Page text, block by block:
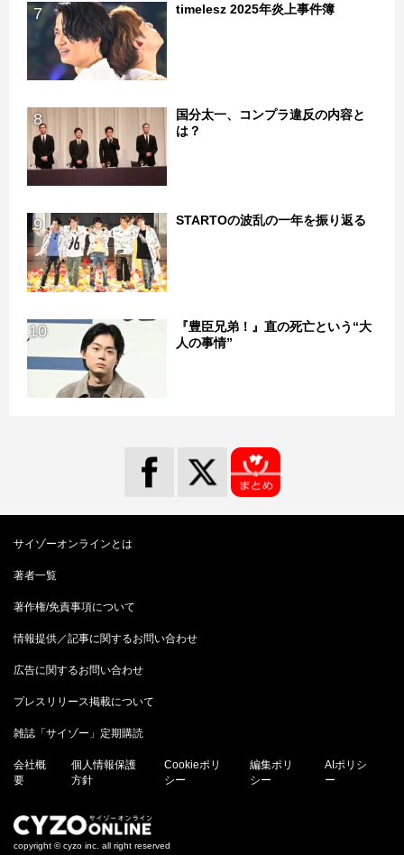
7 timelesz 2025年炎上事件簿
8
国分太一、コンプラ違反の内容と
は？
9 STARTOの波乱の一年を振り返る
10
『豊臣兄弟！』直の死亡という“大
人の事情”
サイゾーオンラインとは
著者一覧
著作権/免責事項について
情報提供／記事に関するお問い合わせ
広告に関するお問い合わせ
プレスリリース掲載について
雑誌「サイゾー」定期購読
会社概
要
個人情報保護
方針
Cookieポリ
シー
編集ポリ
シー
AIポリシ
ー
copyright © cyzo inc. all right reserved